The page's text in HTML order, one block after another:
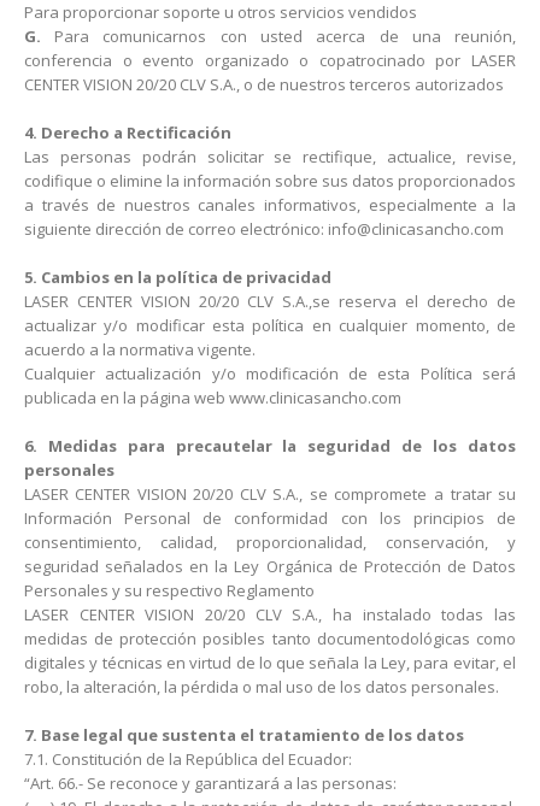
Para proporcionar soporte u otros servicios vendidos
G. Para comunicarnos con usted acerca de una reunión,
conferencia o evento organizado o copatrocinado por LASER
CENTER VISION 20/20 CLV S.A., o de nuestros terceros autorizados
4. Derecho a Rectificación
Las personas podrán solicitar se rectifique, actualice, revise,
codifique o elimine la información sobre sus datos proporcionados
a través de nuestros canales informativos, especialmente a la
siguiente dirección de correo electrónico: info@clinicasancho.com
5. Cambios en la política de privacidad
LASER CENTER VISION 20/20 CLV S.A.,se reserva el derecho de
actualizar y/o modificar esta política en cualquier momento, de
acuerdo a la normativa vigente.
Cualquier actualización y/o modificación de esta Política será
publicada en la página web www.clinicasancho.com
6. Medidas para precautelar la seguridad de los datos
personales
LASER CENTER VISION 20/20 CLV S.A., se compromete a tratar su
Información Personal de conformidad con los principios de
consentimiento, calidad, proporcionalidad, conservación, y
seguridad señalados en la Ley Orgánica de Protección de Datos
Personales y su respectivo Reglamento
LASER CENTER VISION 20/20 CLV S.A., ha instalado todas las
medidas de protección posibles tanto documentodológicas como
digitales y técnicas en virtud de lo que señala la Ley, para evitar, el
robo, la alteración, la pérdida o mal uso de los datos personales.
7. Base legal que sustenta el tratamiento de los datos
7.1. Constitución de la República del Ecuador:
“Art. 66.- Se reconoce y garantizará a las personas: